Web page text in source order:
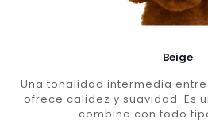
Beige
Una tonalidad intermedia
ofrece calidez y suavidad. Es
combina con todo